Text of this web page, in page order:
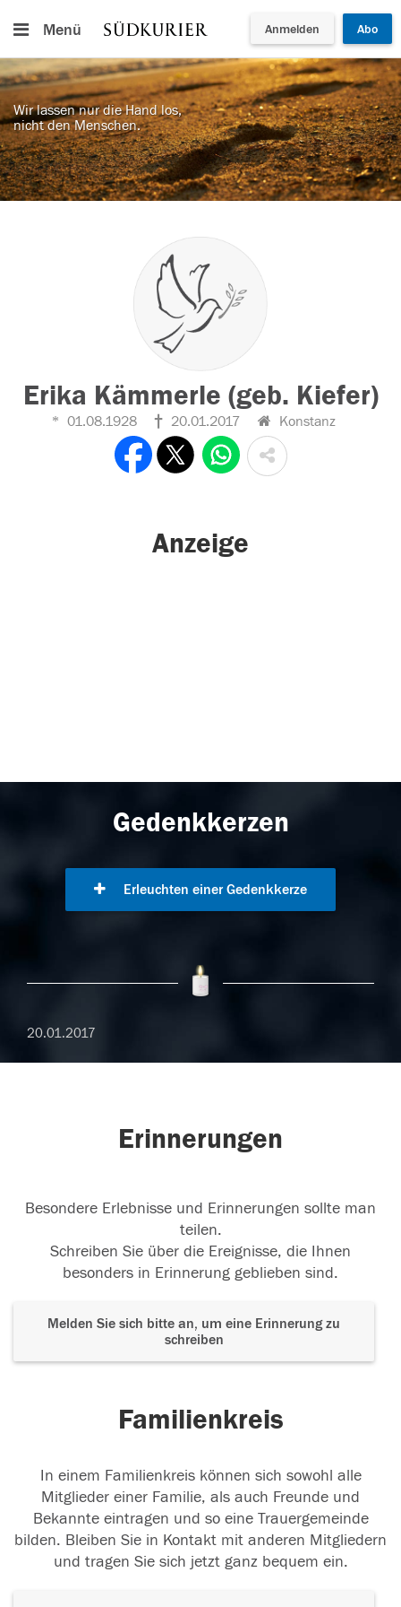
Menü Anmelden Abo
Wir lassen nur die Hand los,
nicht den Menschen.
Erika Kämmerle (geb. Kiefer)
01.08.1928 20.01.2017 Konstanz
Anzeige
Gedenkkerzen
Erleuchten einer Gedenkkerze
20.01.2017
Erinnerungen
Besondere Erlebnisse und Erinnerungen sollte man
teilen.
Schreiben Sie über die Ereignisse, die Ihnen
besonders in Erinnerung geblieben sind.
Melden Sie sich bitte an, um eine Erinnerung zu
schreiben
Familienkreis
In einem Familienkreis können sich sowohl alle
Mitglieder einer Familie, als auch Freunde und
Bekannte eintragen und so eine Trauergemeinde
bilden. Bleiben Sie in Kontakt mit anderen Mitgliedern
und tragen Sie sich jetzt ganz bequem ein.